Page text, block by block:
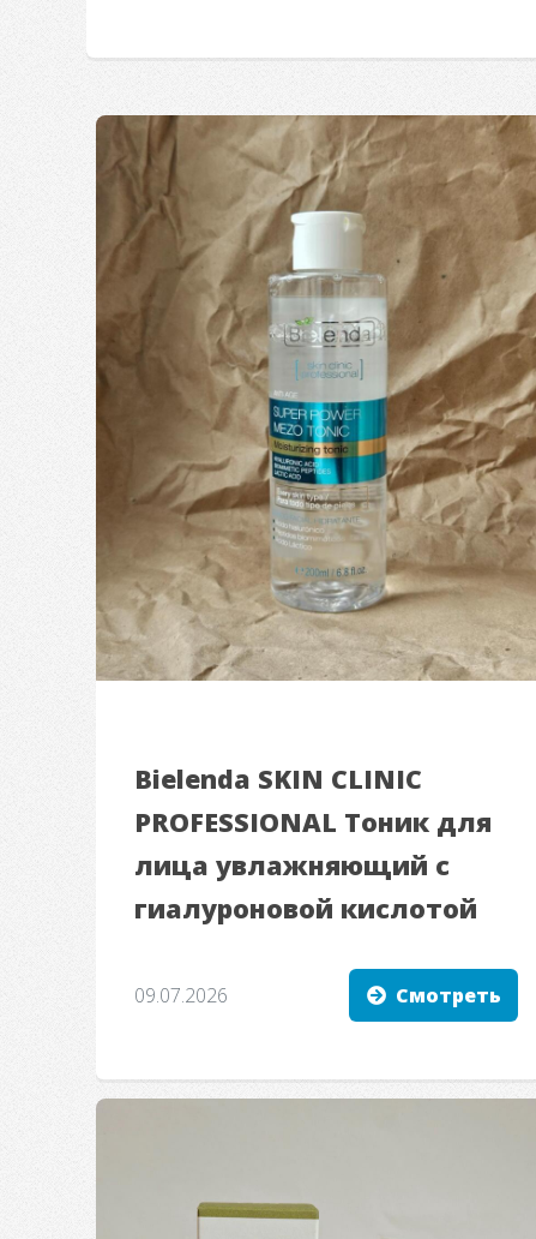
Bielenda SKIN CLINIC
PROFESSIONAL Тоник для
лица увлажняющий с
гиалуроновой кислотой
09.07.2026 Смотреть